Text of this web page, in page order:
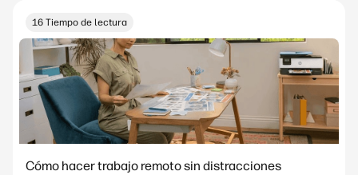
16 Tiempo de lectura
Cómo hacer trabajo remoto sin distracciones